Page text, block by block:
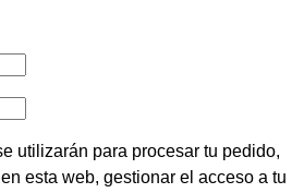
utilizarán para procesar tu pedido,
esta web, gestionar el acceso a tu